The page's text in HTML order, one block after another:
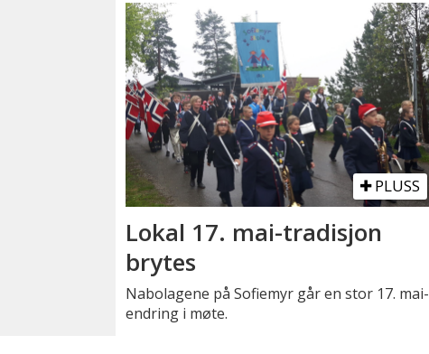
PLUSS
Lokal 17. mai-tradisjon
brytes
Nabolagene på Sofiemyr går en stor 17. mai-
endring i møte.